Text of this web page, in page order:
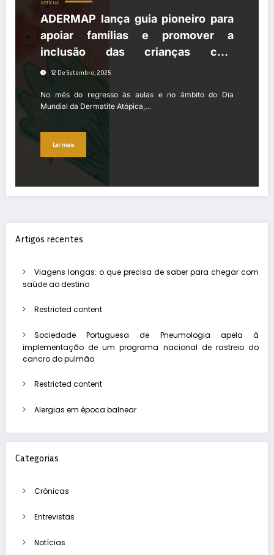
NOTÍCIAS
ADERMAP lança guia pioneiro para
apoiar famílias e promover a
inclusão das crianças com
Dermatite Atópica nas escolas
12 De Setembro, 2025
No mês do regresso às aulas e no âmbito do Dia
Mundial da Dermatite Atópica,…
Ler mais
Artigos recentes
Viagens longas: o que precisa de saber para chegar com
saúde ao destino
Restricted content
Sociedade Portuguesa de Pneumologia apela à
implementação de um programa nacional de rastreio do
cancro do pulmão
Restricted content
Alergias em época balnear
Categorias
Crónicas
Entrevistas
Notícias